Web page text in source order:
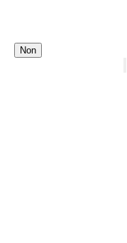
Non